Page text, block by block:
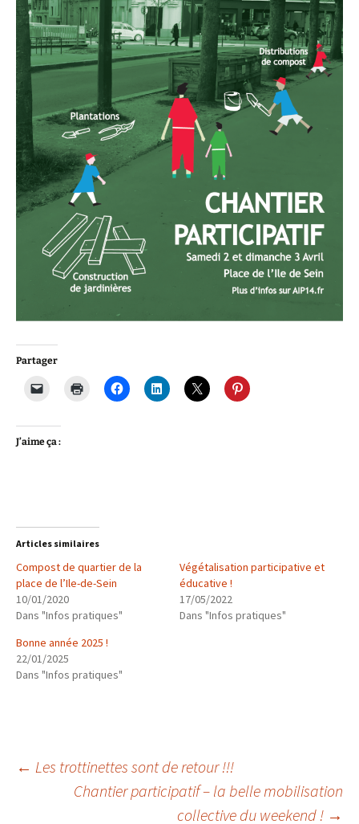
Partager
J’aime ça :
Articles similaires
Compost de quartier de la
place de l’Ile-de-Sein
10/01/2020
Dans "Infos pratiques"
Végétalisation participative et
éducative !
17/05/2022
Dans "Infos pratiques"
Bonne année 2025 !
22/01/2025
Dans "Infos pratiques"
Navigation
← Les trottinettes sont de retour !!!
Chantier participatif – la belle mobilisation
collective du weekend ! →